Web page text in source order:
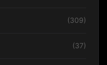
(309)
(37)